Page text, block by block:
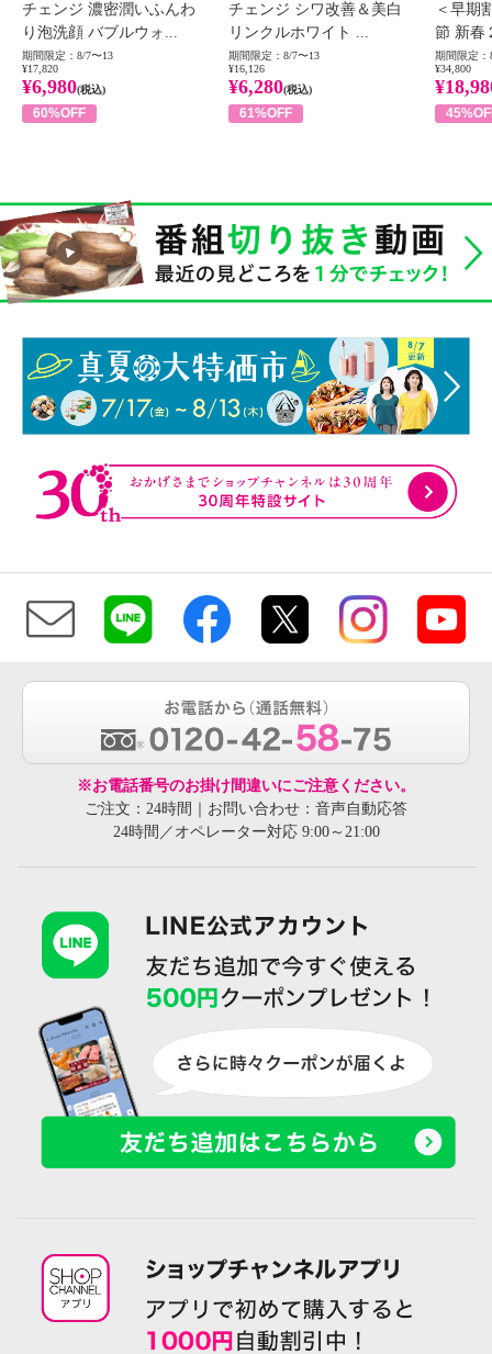
チェンジ 濃密潤いふんわ
り泡洗顔 バブルウォ...
期間限定：8/7〜13
¥17,820
¥6,980(税込)
60%OFF
チェンジ シワ改善＆美白
リンクルホワイト ...
期間限定：8/7〜13
¥16,126
¥6,280(税込)
61%OFF
＜早期
節 新春
期間限定：
¥34,800
※お電話番号のお掛け間違いにご注意ください。
ご注文：24時間｜お問い合わせ：音声自動応答
24時間／オペレーター対応 9:00～21:00